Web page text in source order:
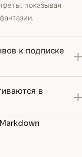
показывая
к подписке
в